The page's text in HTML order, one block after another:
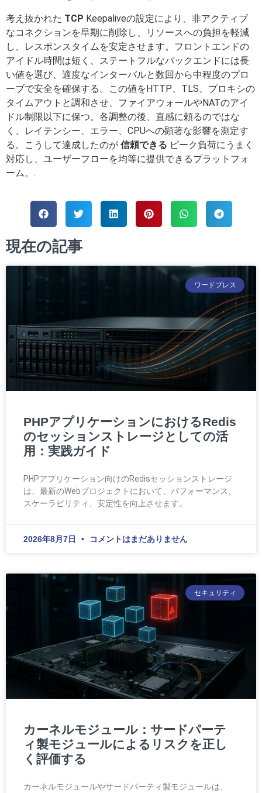
考え抜かれた TCP Keepaliveの設定により、非アクティブ
なコネクションを早期に削除し、リソースへの負担を軽減
し、レスポンスタイムを安定させます。フロントエンドの
アイドル時間は短く、ステートフルなバックエンドには長
い値を選び、適度なインターバルと数回から中程度のプロ
ーブで安全を確保する。この値をHTTP、TLS、プロキシの
タイムアウトと調和させ、ファイアウォールやNATのアイ
ドル制限以下に保つ。各調整の後、直感に頼るのではな
く、レイテンシー、エラー、CPUへの顕著な影響を測定す
る。こうして達成したのが 信頼できる ピーク負荷にうまく
対応し、ユーザーフローを均等に提供できるプラットフォ
ーム。.
現在の記事
ワードプレス
PHPアプリケーションにおけるRedis
のセッションストレージとしての活
用：実践ガイド
PHPアプリケーション向けのRedisセッションストレージ
は、最新のWebプロジェクトにおいて、パフォーマンス、
スケーラビリティ、安定性を向上させます。.
2026年8月7日 コメントはまだありません
セキュリティ
カーネルモジュール：サードパーテ
ィ製モジュールによるリスクを正し
く評価する
カーネルモジュールやサードパーティ製モジュールは、